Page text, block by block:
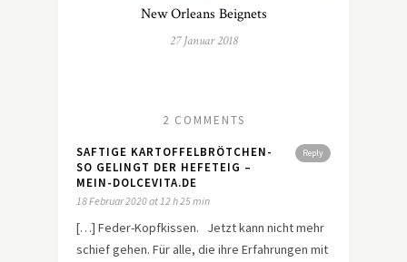
New Orleans Beignets
27 Januar 2018
2 COMMENTS
Reply
SAFTIGE KARTOFFELBRÖTCHEN-
SO GELINGT DER HEFETEIG –
MEIN-DOLCEVITA.DE
18 Februar 2020 at 12 h 25 min
[…] Feder-Kopfkissen. Jetzt kann nicht mehr
schief gehen. Für alle, die ihre Erfahrungen mit